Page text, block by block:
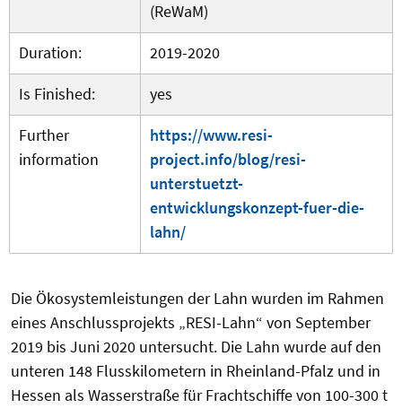
(ReWaM)
Duration:
2019-2020
Is Finished:
yes
Further
information
https://www.resi-
project.info/blog/resi-
unterstuetzt-
entwicklungskonzept-fuer-die-
lahn/
Die Ökosystemleistungen der Lahn wurden im Rahmen
eines Anschlussprojekts „RESI-Lahn“ von September
2019 bis Juni 2020 untersucht. Die Lahn wurde auf den
unteren 148 Flusskilometern in Rheinland-Pfalz und in
Hessen als Wasserstraße für Frachtschiffe von 100-300 t